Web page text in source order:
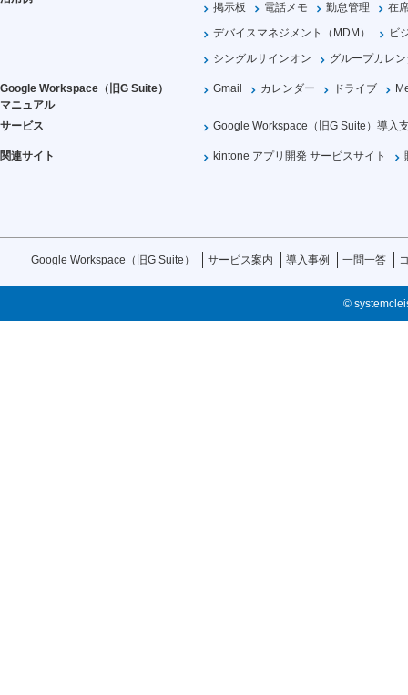
掲示板
電話メモ 勤怠管理
在
デバイスマネジメント（MDM）
ビ
シングルサインオン
グループカレ
Google Workspace（旧G Suite）
マニュアル
Gmail カレンダー ドライブ
サービス Google Workspace（旧G Suite）導入
関連サイト kintone アプリ開発 サービスサイト
Google Workspace（旧G Suite） サービス案内 導入事例 一問一答
©